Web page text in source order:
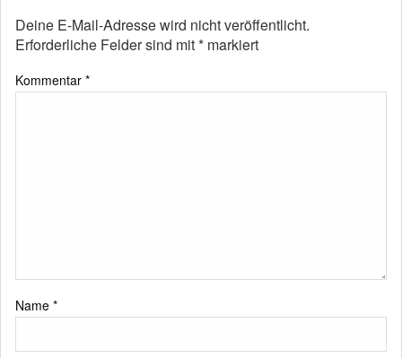
Deine E-Mail-Adresse wird nicht veröffentlicht.
Erforderliche Felder sind mit* markiert
Kommentar *
Name *